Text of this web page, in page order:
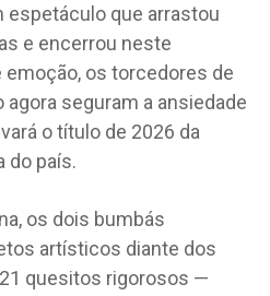
que arrastou
e encerrou neste
os torcedores de
agora seguram a ansiedade
o título de 2026 da
do país.
os dois bumbás
artísticos diante dos
quesitos rigorosos —